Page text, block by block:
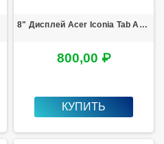
8" Дисплей Acer Iconia Tab A1-810
800,00 ₽
КУПИТЬ